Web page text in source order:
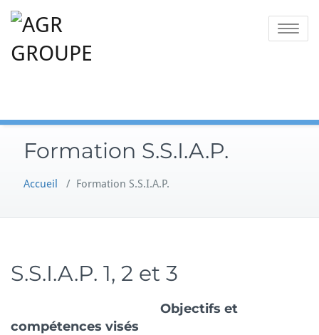
content
Toggle
Formation S.S.I.A.P.
Accueil / Formation S.S.I.A.P.
S.S.I.A.P. 1, 2 et 3
Objectifs et
compétences visés